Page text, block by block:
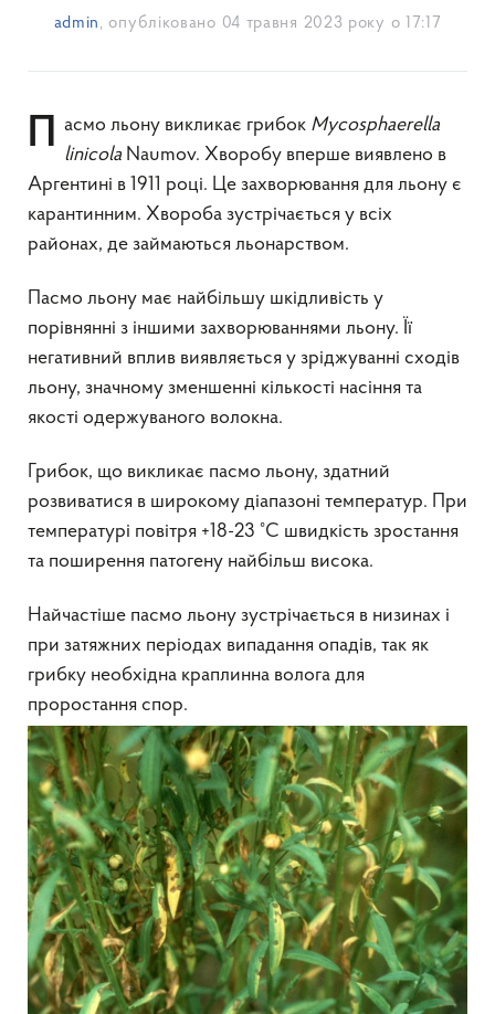
admin , опубліковано 04 травня 2023 року о 17:17
Пасмо льону викликає грибок Mycosphaerella
linicolaNaumov. Хворобу вперше виявлено в
Аргентині в 1911 році. Це захворювання для льону є
карантинним. Хвороба зустрічається у всіх
районах, де займаються льонарством.
Пасмо льону має найбільшу шкідливість у
порівнянні з іншими захворюваннями льону. Її
негативний вплив виявляється у зріджуванні сходів
льону, значному зменшенні кількості насіння та
якості одержуваного волокна.
Грибок, що викликає пасмо льону, здатний
розвиватися в широкому діапазоні температур. При
температурі повітря +18-23 °С швидкість зростання
та поширення патогену найбільш висока.
Найчастіше пасмо льону зустрічається в низинах і
при затяжних періодах випадання опадів, так як
грибку необхідна краплинна волога для
проростання спор.